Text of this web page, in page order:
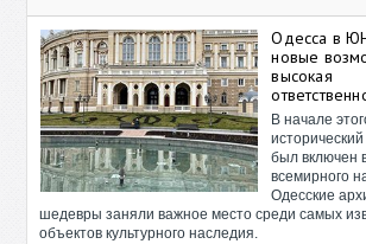
Одесса в
новые
высокая
В начале
был включен
всемирного
Одесские
шедевры заняли важное место среди самых
объектов культурного наследия.